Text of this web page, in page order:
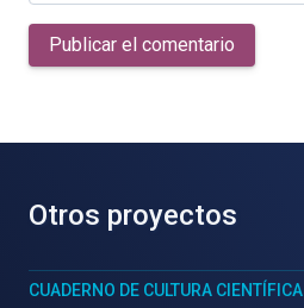
Publicar el comentario
Otros proyectos
CUADERNO DE CULTURA CIENTÍFICA